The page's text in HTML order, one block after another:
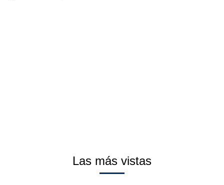
Las más vistas